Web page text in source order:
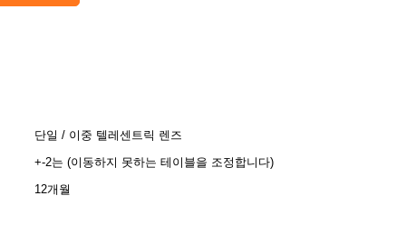
단일 / 이중 텔레센트릭 렌즈
+-2는 (이동하지 못하는 테이블을 조정합니다)
12개월